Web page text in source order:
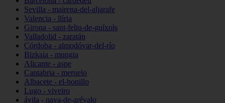
Sevilla - mairena-del-aljarafe
Valencia - llíria
Girona - sant-feliu-de-guíxols
Valladolid - zaratán
Córdoba - almodóvar-del-río
Bizkaia - mungia
Alicante - aspe
Cantabria - meruelo
Albacete - el-bonillo
Lugo - viveiro
ávila - nava-de-arévalo